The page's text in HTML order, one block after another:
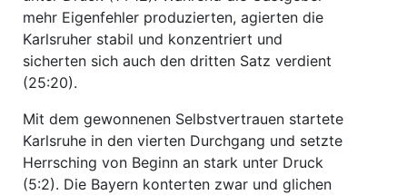
mehr Eigenfehler produzierten, agierten die
Karlsruher stabil und konzentriert und
sicherten sich auch den dritten Satz verdient
(25:20).
Mit dem gewonnenen Selbstvertrauen startete
Karlsruhe in den vierten Durchgang und setzte
Herrsching von Beginn an stark unter Druck
(5:2). Die Bayern konterten zwar und glichen